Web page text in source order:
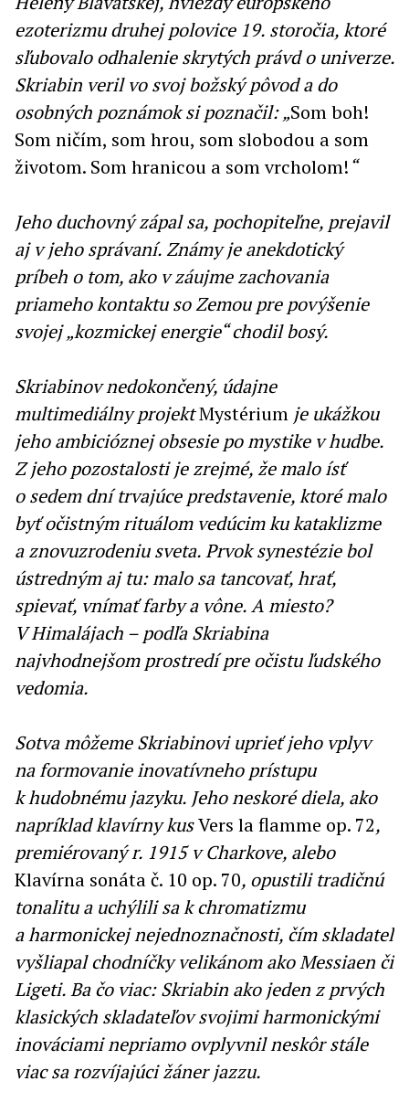
ezoterizmu druhej polovice 19. storočia, ktoré
sľubovalo odhalenie skrytých právd o univerze.
Skriabin veril vo svoj božský pôvod a do
osobných poznámok si poznačil: „Som boh!
Som ničím, som hrou, som slobodou a som
životom. Som hranicou a som vrcholom!“
Jeho duchovný zápal sa, pochopiteľne, prejavil
aj v jeho správaní. Známy je anekdotický
príbeh o tom, ako v záujme zachovania
priameho kontaktu so Zemou pre povýšenie
svojej „kozmickej energie“ chodil bosý.
Skriabinov nedokončený, údajne
multimediálny projektMystérium je ukážkou
jeho ambicióznej obsesie po mystike v hudbe.
Z jeho pozostalosti je zrejmé, že malo ísť
o sedem dní trvajúce predstavenie, ktoré malo
byť očistným rituálom vedúcim ku kataklizme
a znovuzrodeniu sveta. Prvok synestézie bol
ústredným aj tu: malo sa tancovať, hrať,
spievať, vnímať farby a vône. A miesto?
V Himalájach – podľa Skriabina
najvhodnejšom prostredí pre očistu ľudského
vedomia.
Sotva môžeme Skriabinovi uprieť jeho vplyv
na formovanie inovatívneho prístupu
k hudobnému jazyku. Jeho neskoré diela, ako
napríklad klavírny kusVers la flamme op. 72,
premiérovaný r. 1915 v Charkove, alebo
Klavírna sonáta č. 10 op. 70, opustili tradičnú
tonalitu a uchýlili sa k chromatizmu
a harmonickej nejednoznačnosti, čím skladateľ
vyšliapal chodníčky velikánom ako Messiaen či
Ligeti. Ba čo viac: Skriabin ako jeden z prvých
klasických skladateľov svojimi harmonickými
inováciami nepriamo ovplyvnil neskôr stále
viac sa rozvíjajúci žáner jazzu.